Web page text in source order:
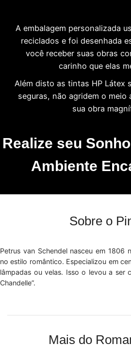
A embalagem personalizada
reciclados e foi desenhada
você receber suas obras
carinho que elas
Além disto as tintas HP Látex
seguras, não agridem o meio
sua obra
Realize seu
Ambiente
Sobre o
Petrus van Schendel nasceu em 1806
no estilo romântico. Especializou em
lâmpadas ou velas. Isso o levou a ser
Chandelle”.
Mais do